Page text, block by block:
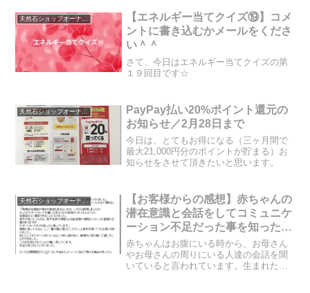
天然石ショップオーナーのブログ
【エネルギー当てクイズ⑲】コメ
ントに書き込むかメールをくださ
い＾＾
さて、今日はエネルギー当てクイズの第
１９回目です☆
天然石ショップオーナーのブログ
PayPay払い20%ポイント還元の
お知らせ／2月28日まで
今日は、とてもお得になる（三ヶ月間で
最大21,000円分のポイントが貯まる）お
知らせをさせて頂きたいと思います。
天然石ショップオーナーのブログ
【お客様からの感想】赤ちゃんの
潜在意識と会話をしてコミュニケ
ーション不足だった事を知ったお
母さん
赤ちゃんはお腹にいる時から、お母さん
やお母さんの周りにいる人達の会話を聞
いていると言われています。生まれたて